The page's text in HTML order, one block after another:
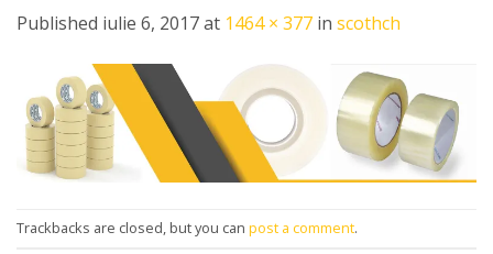
Published iulie 6, 2017at 1464 × 377 in scothch
Trackbacks are closed, but you can post a comment.